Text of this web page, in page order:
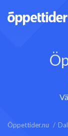
Öppettider.nu